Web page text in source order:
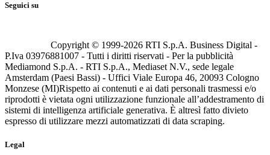
Seguici su
Copyright © 1999-2026 RTI S.p.A. Business Digital -
P.Iva 03976881007 - Tutti i diritti riservati - Per la pubblicità
Mediamond S.p.A. - RTI S.p.A., Mediaset N.V., sede legale
Amsterdam (Paesi Bassi) - Uffici Viale Europa 46, 20093 Cologno
Monzese (MI)Rispetto ai contenuti e ai dati personali trasmessi e/o
riprodotti è vietata ogni utilizzazione funzionale all’addestramento di
sistemi di intelligenza artificiale generativa. È altresì fatto divieto
espresso di utilizzare mezzi automatizzati di data scraping.
Legal